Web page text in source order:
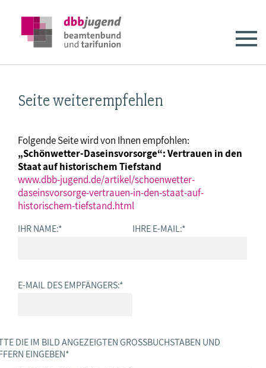
Seite weiterempfehlen
Folgende Seite wird von Ihnen empfohlen:
„Schönwetter-Daseinsvorsorge“: Vertrauen in den
Staat auf historischem Tiefstand
www.dbb-jugend.de/artikel/schoenwetter-
daseinsvorsorge-vertrauen-in-den-staat-auf-
historischem-tiefstand.html
IHR NAME:* IHRE E-MAIL:*
E-MAIL DES EMPFÄNGERS:*
DIE IM BILD ANGEZEIGTEN GROSSBUCHSTABEN UND Z
EINGEBEN *